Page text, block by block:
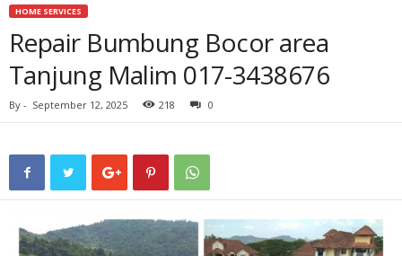
HOME SERVICES
Repair Bumbung Bocor area
Tanjung Malim 017-3438676
By - September 12, 2025 218 0